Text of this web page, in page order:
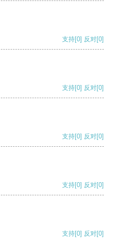
支持[0] 反对[0]
支持[0] 反对[0]
支持[0] 反对[0]
支持[0] 反对[0]
支持[0] 反对[0]